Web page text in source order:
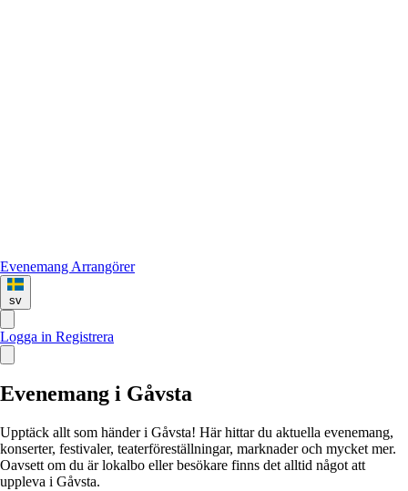
Evenemang Arrangörer
sv
Logga in Registrera
Evenemang i Gåvsta
Upptäck allt som händer i Gåvsta! Här hittar du aktuella evenemang,
konserter, festivaler, teaterföreställningar, marknader och mycket mer.
Oavsett om du är lokalbo eller besökare finns det alltid något att
uppleva i Gåvsta.